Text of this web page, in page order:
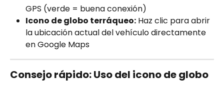
GPS (verde = buena conexión)
Icono de globo terráqueo: Haz clic para abrir
la ubicación actual del vehículo directamente
en Google Maps
Consejo rápido: Uso del icono de globo